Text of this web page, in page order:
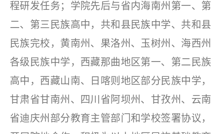
程研发任务；学院先后与省内海南州第一、第
二、第三民族高中，共和县民族中学、共和县
民族完校，黄南州、果洛州、玉树州、海西州
各级民族中学，西藏那曲地区第一、第二民族
高中，西藏山南、日喀则地区部分民族中学，
甘肃省甘南州、四川省阿坝州、甘孜州、云南
省迪庆州部分教育主管部门和学校签署协议，